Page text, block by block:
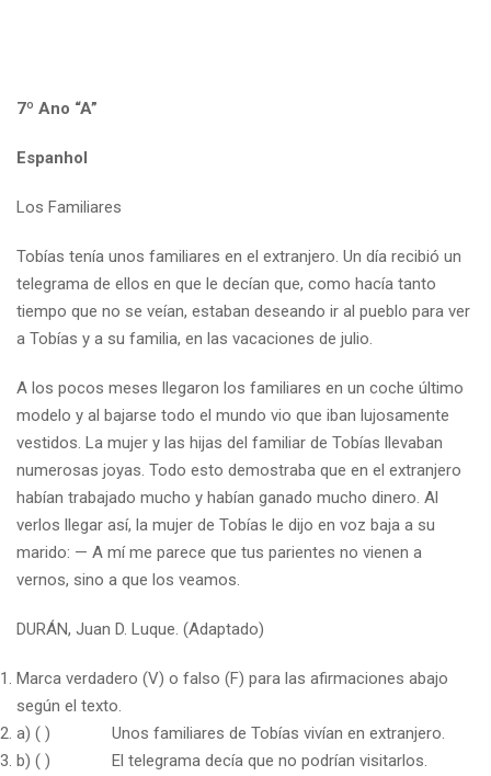
7º Ano “A”
Espanhol
Los Familiares
Tobías tenía unos familiares en el extranjero. Un día recibió un
telegrama de ellos en que le decían que, como hacía tanto
tiempo que no se veían, estaban deseando ir al pueblo para ver
a Tobías y a su familia, en las vacaciones de julio.
A los pocos meses llegaron los familiares en un coche último
modelo y al bajarse todo el mundo vio que iban lujosamente
vestidos. La mujer y las hijas del familiar de Tobías llevaban
numerosas joyas. Todo esto demostraba que en el extranjero
habían trabajado mucho y habían ganado mucho dinero. Al
verlos llegar así, la mujer de Tobías le dijo en voz baja a su
marido: — A mí me parece que tus parientes no vienen a
vernos, sino a que los veamos.
DURÁN, Juan D. Luque. (Adaptado)
Marca verdadero (V) o falso (F) para las afirmaciones abajo
según el texto.
a) ( ) Unos familiares de Tobías vivían en extranjero.
b) ( ) El telegrama decía que no podrían visitarlos.